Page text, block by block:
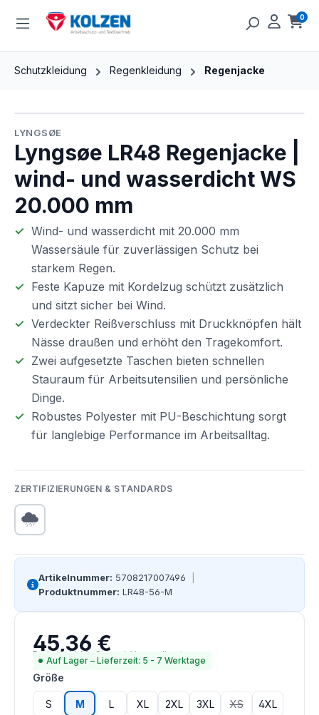
Zum Hauptinhalt springen 0
Schutzkleidung Regenkleidung Regenjacke
LYNGSØE
Lyngsøe LR48 Regenjacke |
wind- und wasserdicht WS
20.000 mm
Wind- und wasserdicht mit 20.000 mm
Wassersäule für zuverlässigen Schutz bei
starkem Regen.
Feste Kapuze mit Kordelzug schützt zusätzlich
und sitzt sicher bei Wind.
Verdeckter Reißverschluss mit Druckknöpfen hält
Nässe draußen und erhöht den Tragekomfort.
Zwei aufgesetzte Taschen bieten schnellen
Stauraum für Arbeitsutensilien und persönliche
Dinge.
Robustes Polyester mit PU-Beschichtung sorgt
für langlebige Performance im Arbeitsalltag.
ZERTIFIZIERUNGEN & STANDARDS
Artikelnummer: 5708217007496
Produktnummer: LR48-56-M
Regulärer Preis:
45,36 €
Preise inkl. MwSt. zzgl. Versandkosten
Auf Lager – Lieferzeit: 5 - 7 Werktage
Größe
S M L XL 2XL 3XL XS(Diese Option ist
4XL